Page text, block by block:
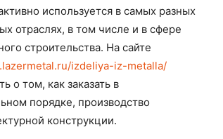
используется в самых разных
отраслях, в том числе и в сфере
строительства. На сайте
izdeliya-iz-metalla/
о том, как заказать в
порядке, производство
конструкции.